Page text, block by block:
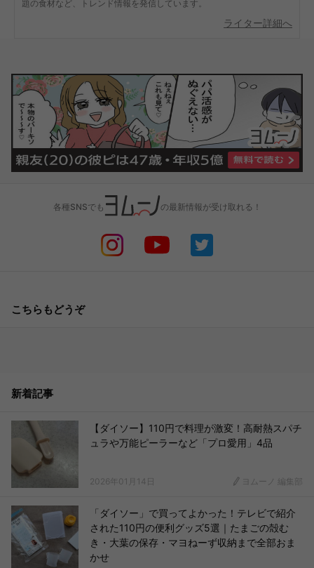
題の食材など、トレンド情報を発信しています。
ライター詳細へ
各種SNSでも の最新情報が受け取れる！
こちらもどうぞ
新着記事
【ダイソー】110円で料理が激変！高耐熱スパチ
ュラや万能ピーラーなど「プロ愛用」4品
2026年01月14日 ヨムーノ 編集部
「ダイソー」で買ってよかった！テレビで紹介
された110円の便利グッズ5選｜たまごの殻む
き・大葉の保存・マヨねーず収納まで全部おま
かせ